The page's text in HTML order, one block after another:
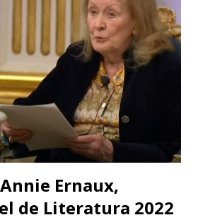
de instituciones académicas de gran
Michoacana de San Nicolás
Facultad de Estudios Superiores
y la Facultad de Estudios
México), además de un comité
con abrir nuevas miradas sobre
Ernaux,
de Literatura 2022